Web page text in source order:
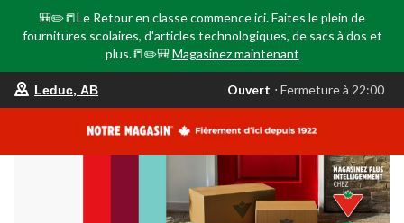
🎒✏️📒Le Retour en classe commence ici. Faites le plein de
fournitures scolaires, d'articles technologiques, de sacs à dos et
plus.📒✏️🎒 Magasinez maintenant
votre
est
AB,
Ouvert,
Fermeture
Leduc, AB Ouvert ⋅ Fermeture à 22:00